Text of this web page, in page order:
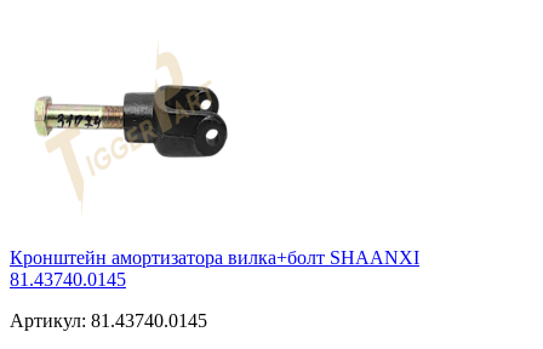
Кронштейн амортизатора вилка+болт SHAANXI
81.43740.0145
Артикул: 81.43740.0145